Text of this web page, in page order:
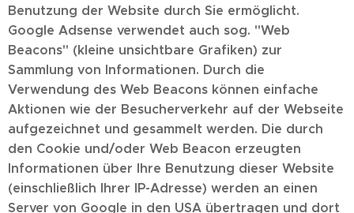
Benutzung der Website durch Sie ermöglicht.
Google Adsense verwendet auch sog. ''Web
Beacons'' (kleine unsichtbare Grafiken) zur
Sammlung von Informationen. Durch die
Verwendung des Web Beacons können einfache
Aktionen wie der Besucherverkehr auf der Webseite
aufgezeichnet und gesammelt werden. Die durch
den Cookie und/oder Web Beacon erzeugten
Informationen über Ihre Benutzung dieser Website
(einschließlich Ihrer IP-Adresse) werden an einen
Server von Google in den USA übertragen und dort